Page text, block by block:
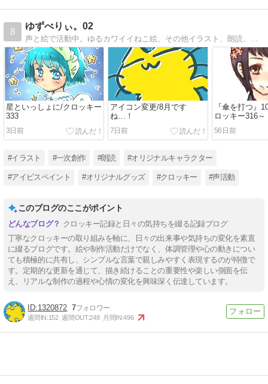
8
ゆずべりぃ。02
声と絵で活動中。ゆるカワイイねこ絵、その他イラスト、朗読、企画参加、趣味や日常のこと、グッズ販売のお知らせなど。現在はイラスト・クロッキー練習をメインに更新中です。
星といっしょに/クロッキー
333
3日前
アイコン変更/8月です
ね…！
7日前
『傘を打つ』
ロッキー316～
56日前
#イラスト #一次創作 #朗読 #オリジナルキャラクター
#アイビスペイント #オリジナルグッズ #クロッキー #声活動
このブログのここがポイント
クロッキー記録と日々の気持ちを綴る記録ブログ
丁寧なクロッキーの取り組みを軸に、日々の出来事や気持ちの変化を素直
に綴るブログです。絵や制作活動だけでなく、体調管理や心の動きについ
ても積極的に共有し、シンプルな言葉で親しみやすく表現するのが特徴で
す。定期的な更新を通じて、描き続けることの重要性や楽しい側面を伝
え、リアルな制作の過程や心情の変化を興味深く伝達しています。
1320872 7
週間IN:152 週間OUT:248 月間IN:496